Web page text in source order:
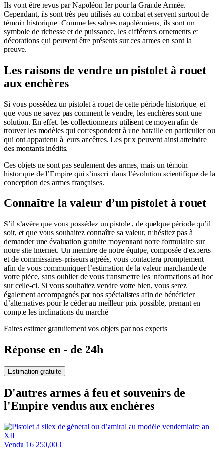
Ils vont être revus par Napoléon Ier pour la Grande Armée.
Cependant, ils sont très peu utilisés au combat et servent surtout de
témoin historique. Comme les sabres napoléoniens, ils sont un
symbole de richesse et de puissance, les différents ornements et
décorations qui peuvent être présents sur ces armes en sont la
preuve.
Les raisons de vendre un pistolet à rouet
aux enchères
Si vous possédez un pistolet à rouet de cette période historique, et
que vous ne savez pas comment le vendre, les enchères sont une
solution. En effet, les collectionneurs utilisent ce moyen afin de
trouver les modèles qui correspondent à une bataille en particulier ou
qui ont appartenu à leurs ancêtres. Les prix peuvent ainsi atteindre
des montants inédits.
Ces objets ne sont pas seulement des armes, mais un témoin
historique de l’Empire qui s’inscrit dans l’évolution scientifique de la
conception des armes françaises.
Connaître la valeur d’un pistolet à rouet
S’il s’avère que vous possédez un pistolet, de quelque période qu’il
soit, et que vous souhaitez connaître sa valeur, n’hésitez pas à
demander une évaluation gratuite moyennant notre formulaire sur
notre site internet. Un membre de notre équipe, composée d'experts
et de commissaires-priseurs agréés, vous contactera promptement
afin de vous communiquer l’estimation de la valeur marchande de
votre pièce, sans oublier de vous transmettre les informations ad hoc
sur celle-ci. Si vous souhaitez vendre votre bien, vous serez
également accompagnés par nos spécialistes afin de bénéficier
d’alternatives pour le céder au meilleur prix possible, prenant en
compte les inclinations du marché.
Faites estimer gratuitement vos objets par nos experts
Réponse en - de 24h
Estimation gratuite
D'autres armes à feu et souvenirs de
l'Empire vendus aux enchères
Vendu 16 250,00 €